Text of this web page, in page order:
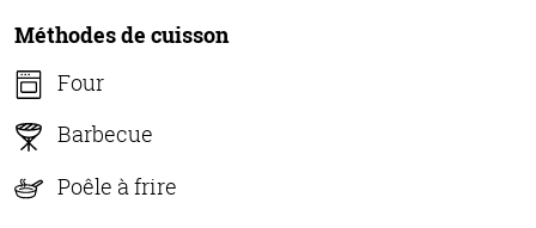
Méthodes de cuisson
Four
Barbecue
Poêle à frire